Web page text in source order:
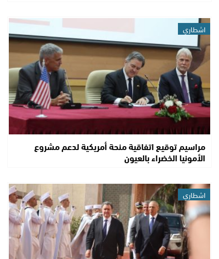
اشطاري
مراسيم توقيع اتفاقية منحة أمريكية لدعم مشروع
الأمونيا الخضراء بالعيون
اشطاري